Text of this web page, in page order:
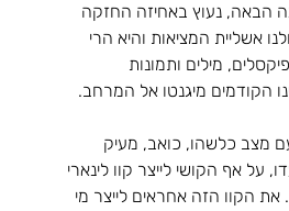
הבאה, נעוץ באחיזה החזקה
אשליית המציאות והיא הרי
מילים ותמונות
הקודמים מיגנטו אל המרחב.
מצב כלשהו, כואב, מעיק
על אף הקושי לייצר קוו לינארי
את הקוו הזה אחראים לייצר מי